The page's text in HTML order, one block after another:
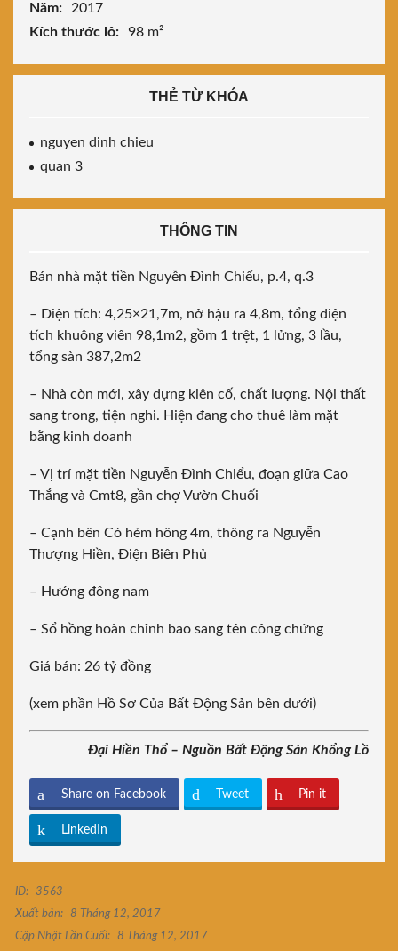
Năm:
2017
Kích thước lô:
98 m²
THẺ TỪ KHÓA
nguyen dinh chieu
quan 3
THÔNG TIN
Bán nhà mặt tiền Nguyễn Đình Chiểu, p.4, q.3
– Diện tích: 4,25×21,7m, nở hậu ra 4,8m, tổng diện
tích khuông viên 98,1m2, gồm 1 trệt, 1 lửng, 3 lầu,
tổng sàn 387,2m2
– Nhà còn mới, xây dựng kiên cố, chất lượng. Nội thất
sang trong, tiện nghi. Hiện đang cho thuê làm mặt
bằng kinh doanh
– Vị trí mặt tiền Nguyễn Đình Chiểu, đoạn giữa Cao
Thắng và Cmt8, gần chợ Vườn Chuối
– Cạnh bên Có hẻm hông 4m, thông ra Nguyễn
Thượng Hiền, Điện Biên Phủ
– Hướng đông nam
– Sổ hồng hoàn chỉnh bao sang tên công chứng
Giá bán: 26 tỷ đồng
(xem phần Hồ Sơ Của Bất Động Sản bên dưới)
Đại Hiền Thổ – Nguồn Bất Động Sản Khổng Lồ
Share on Facebook Tweet Pin it
LinkedIn
ID:
3563
Xuất bản:
8 Tháng 12, 2017
Cập Nhật Lần Cuối:
8 Tháng 12, 2017